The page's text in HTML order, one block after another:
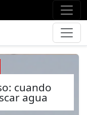
Ir
cuando
agua